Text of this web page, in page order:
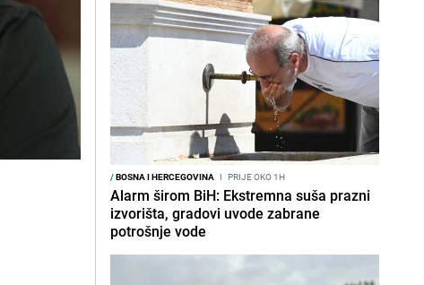
/BOSNA I HERCEGOVINA I PRIJE OKO 1H
Alarm širom BiH: Ekstremna suša prazni
izvorišta, gradovi uvode zabrane
potrošnje vode